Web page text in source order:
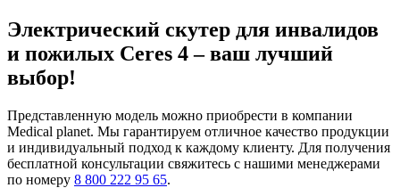
Электрический скутер для инвалидов
и пожилых Ceres 4 – ваш лучший
выбор!
Представленную модель можно приобрести в компании
Medical planet. Мы гарантируем отличное качество продукции
и индивидуальный подход к каждому клиенту. Для получения
бесплатной консультации свяжитесь с нашими менеджерами
по номеру 8 800 222 95 65.